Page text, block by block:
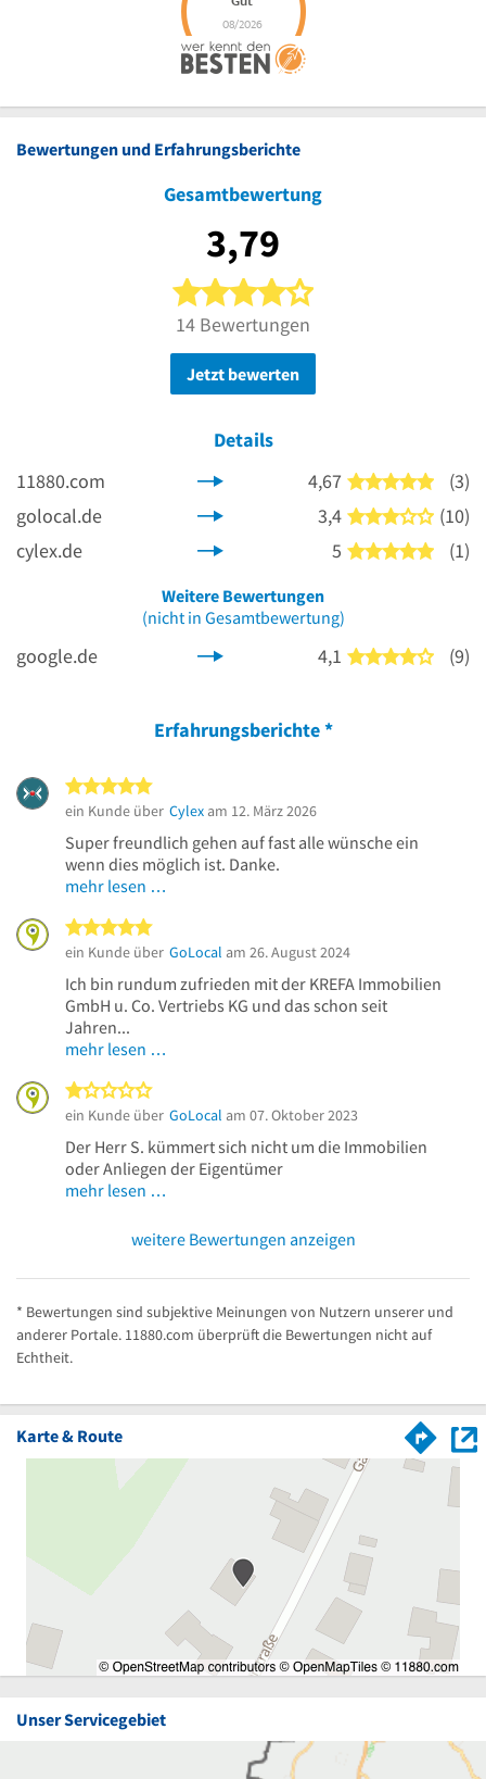
Bewertungen und Erfahrungsberichte
Gesamtbewertung
3,79
4 von 5 Sternen
14 Bewertungen
Jetzt bewerten
Details
11880.com
4,67 5 von
(3)
golocal.de
3,4 3 von
(10)
cylex.de
5 5 von
(1)
Weitere Bewertungen
(nicht in Gesamtbewertung)
google.de 4,1 4 von
(9)
Erfahrungsberichte*
ein Kunde über Cylex am 12. März 2026
Super freundlich gehen auf fast alle wünsche ein
wenn dies möglich ist. Danke.
mehr lesen …
ein Kunde über GoLocal am 26. August 2024
Ich bin rundum zufrieden mit der KREFA Immobilien
GmbH u. Co. Vertriebs KG und das schon seit
Jahren...
mehr lesen …
ein Kunde über GoLocal am 07. Oktober 2023
Der Herr S. kümmert sich nicht um die Immobilien
oder Anliegen der Eigentümer
mehr lesen …
weitere Bewertungen anzeigen
* Bewertungen sind subjektive Meinungen von Nutzern unserer und
anderer Portale. 11880.com überprüft die Bewertungen nicht auf
Echtheit.
Karte & Route
Unser Servicegebiet